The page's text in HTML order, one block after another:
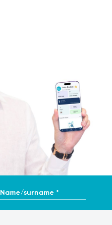
Name/surname *